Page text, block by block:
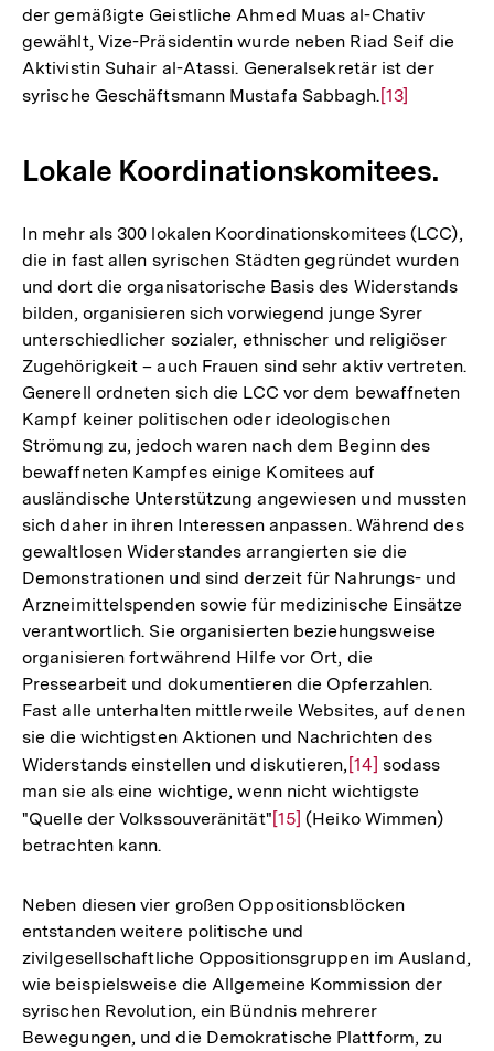
Auflösung
der
Fußnote
der gemäßigte Geistliche Ahmed Muas al-Chativ
gewählt, Vize-Präsidentin wurde neben Riad Seif die
Aktivistin Suhair al-Atassi. Generalsekretär ist der
syrische Geschäftsmann Mustafa Sabbagh. Zur
Fußnote
[13]
Lokale Koordinationskomitees.
In mehr als 300 lokalen Koordinationskomitees (LCC),
die in fast allen syrischen Städten gegründet wurden
und dort die organisatorische Basis des Widerstands
bilden, organisieren sich vorwiegend junge Syrer
unterschiedlicher sozialer, ethnischer und religiöser
Zugehörigkeit – auch Frauen sind sehr aktiv vertreten.
Generell ordneten sich die LCC vor dem bewaffneten
Kampf keiner politischen oder ideologischen
Strömung zu, jedoch waren nach dem Beginn des
bewaffneten Kampfes einige Komitees auf
ausländische Unterstützung angewiesen und mussten
sich daher in ihren Interessen anpassen. Während des
gewaltlosen Widerstandes arrangierten sie die
Demonstrationen und sind derzeit für Nahrungs- und
Arzneimittelspenden sowie für medizinische Einsätze
verantwortlich. Sie organisierten beziehungsweise
organisieren fortwährend Hilfe vor Ort, die
Pressearbeit und dokumentieren die Opferzahlen.
Fast alle unterhalten mittlerweile Websites, auf denen
sie die wichtigsten Aktionen und Nachrichten des
Widerstands einstellen und diskutieren, Zur
Auflösung
der
[14] sodass
man sie als eine wichtige, wenn nicht wichtigste
"Quelle der Volkssouveränität"Zur
Fußnote
[15] (Heiko Wimmen)
betrachten kann.
Neben diesen vier großen Oppositionsblöcken
entstanden weitere politische und
zivilgesellschaftliche Oppositionsgruppen im Ausland,
wie beispielsweise die Allgemeine Kommission der
syrischen Revolution, ein Bündnis mehrerer
Bewegungen, und die Demokratische Plattform, zu